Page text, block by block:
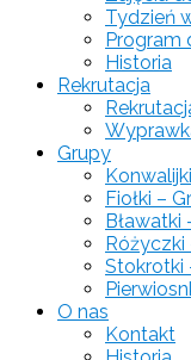
Tydzień
Program
Historia
Rekrutacja
Grupy
Fiołki –
Bławatki
Różyczki
Stokrotki
O nas
Kontakt